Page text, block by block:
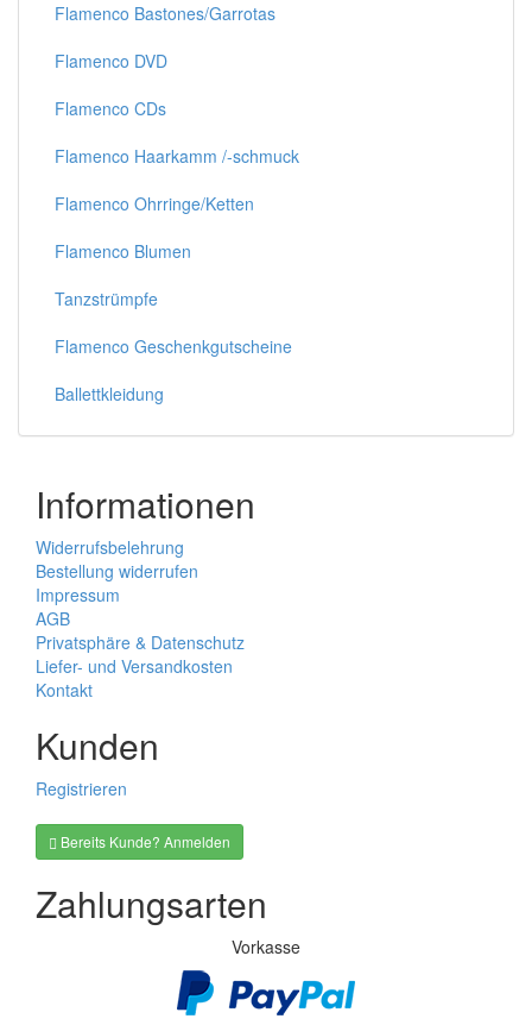
Flamenco Bastones/Garrotas
Flamenco DVD
Flamenco CDs
Flamenco Haarkamm /-schmuck
Flamenco Ohrringe/Ketten
Flamenco Blumen
Tanzstrümpfe
Flamenco Geschenkgutscheine
Ballettkleidung
Informationen
Widerrufsbelehrung
Bestellung widerrufen
Impressum
AGB
Privatsphäre & Datenschutz
Liefer- und Versandkosten
Kontakt
Kunden
Registrieren
Bereits Kunde? Anmelden
Zahlungsarten
Vorkasse